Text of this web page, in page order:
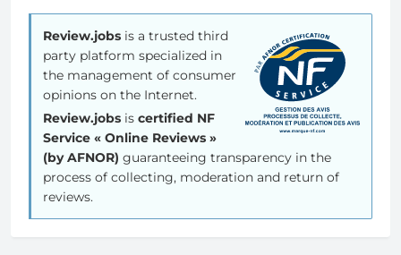
Review.jobs is a trusted third
party platform specialized in
the management of consumer
opinions on the Internet.
Review.jobs is certified NF
Service « Online Reviews »
(by AFNOR) guaranteeing transparency in the
process of collecting, moderation and return of
reviews.